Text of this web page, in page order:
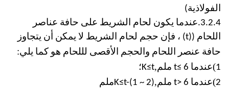
الفولاذية)
3.2.4. عندما يكون لحام الشريط على حافة عناصر
اللحام ((t) ، فإن حجم لحام الشريط لا يمكن أن يتجاوز
حافة عنصر اللحام والحجم الأقصى لللحام هو كما يلي:
1
)عندما t ≤ 6 ملم ,
K≤t؛
2
)عندما t > 6 ملم ,
K≤t-(1 ~ 2)
ملم